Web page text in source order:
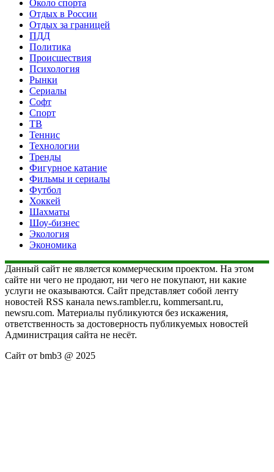
Около спорта
Отдых в России
Отдых за границей
ПДД
Политика
Происшествия
Психология
Рынки
Сериалы
Софт
Спорт
ТВ
Теннис
Технологии
Тренды
Фигурное катание
Фильмы и сериалы
Футбол
Хоккей
Шахматы
Шоу-бизнес
Экология
Экономика
Данный сайт не является коммерческим проектом. На этом
сайте ни чего не продают, ни чего не покупают, ни какие
услуги не оказываются. Сайт представляет собой ленту
новостей RSS канала news.rambler.ru, kommersant.ru,
newsru.com. Материалы публикуются без искажения,
ответственность за достоверность публикуемых новостей
Администрация сайта не несёт.
Сайт от bmb3 @ 2025